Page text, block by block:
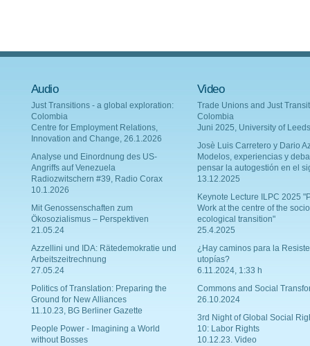
Audio
Just Transitions - a global exploration:
Colombia
Centre for Employment Relations,
Innovation and Change, 26.1.2026
Analyse und Einordnung des US-
Angriffs auf Venezuela
Radiozwitschern #39, Radio Corax
10.1.2026
Mit Genossenschaften zum
Ökosozialismus – Perspektiven
21.05.24
Azzellini und IDA: Rätedemokratie und
Arbeitszeitrechnung
27.05.24
Politics of Translation: Preparing the
Ground for New Alliances
11.10.23, BG Berliner Gazette
People Power - Imagining a World
without Bosses
Video
Trade Unions and Just
Colombia
Juni 2025, University of Leeds
Josè Luis Carretero y Dario
Modelos, experiencias y
pensar la autogestión en el
13.12.2025
Keynote Lecture ILPC 2025
Work at the centre of the
ecological transition"
25.4.2025
¿Hay caminos para la
utopías?
6.11.2024, 1:33 h
Commons and Social
26.10.2024
3rd Night of Global Social
10: Labor Rights
10.12.23. Video